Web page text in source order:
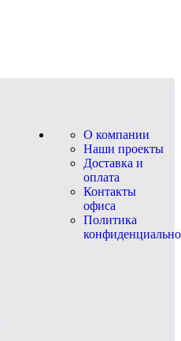
О компании
Наши проекты
Доставка и
оплата
Контакты
офиса
Политика